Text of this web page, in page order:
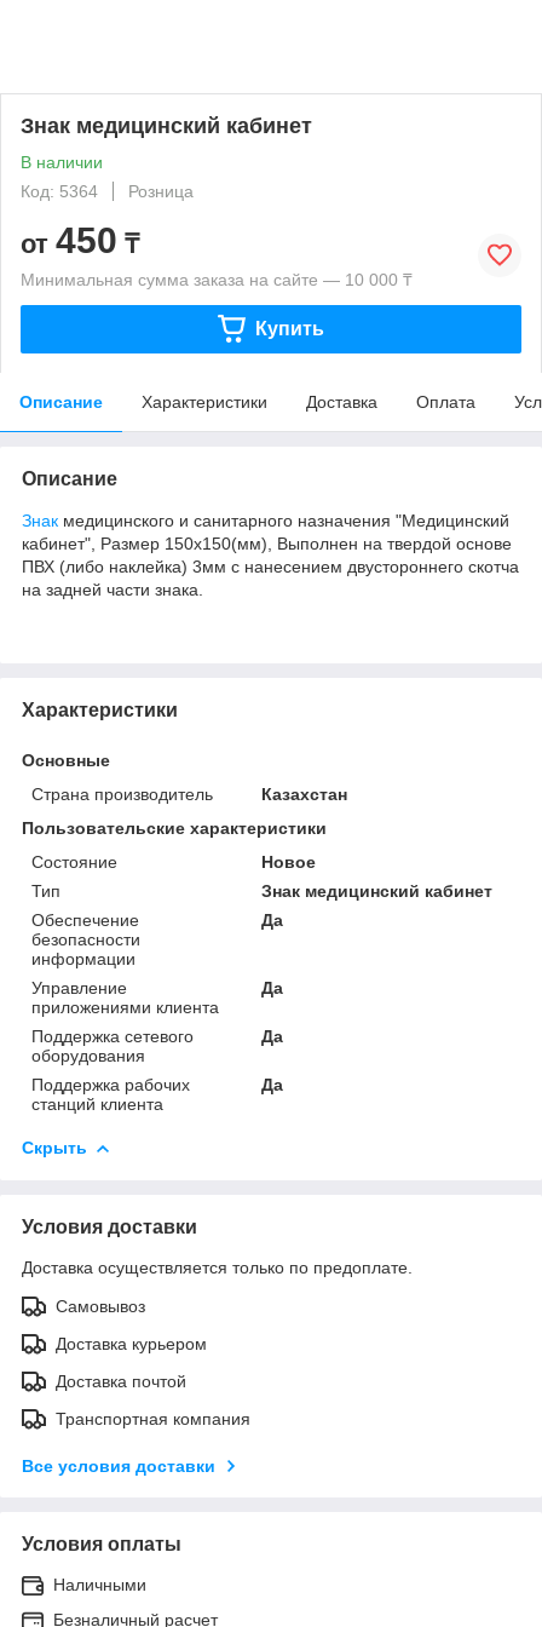
Знак медицинский кабинет
В наличии
Код: 5364
Розница
от 450 ₸
Минимальная сумма заказа на сайте — 10 000 ₸
Купить
Описание Характеристики Доставка Оплата
Описание
Знак медицинского и санитарного назначения "Медицинский
кабинет", Размер 150х150(мм), Выполнен на твердой основе
ПВХ (либо наклейка) 3мм с нанесением двустороннего скотча
на задней части знака.
Характеристики
Основные
Страна производитель
Казахстан
Пользовательские характеристики
Состояние
Новое
Тип
Знак медицинский кабинет
Обеспечение
безопасности
информации
Да
Управление
приложениями клиента
Да
Поддержка сетевого
оборудования
Да
Поддержка рабочих
станций клиента
Да
Скрыть
Условия доставки
Доставка осуществляется только по предоплате.
Самовывоз
Доставка курьером
Доставка почтой
Транспортная компания
Все условия доставки
Условия оплаты
Наличными
Безналичный расчет